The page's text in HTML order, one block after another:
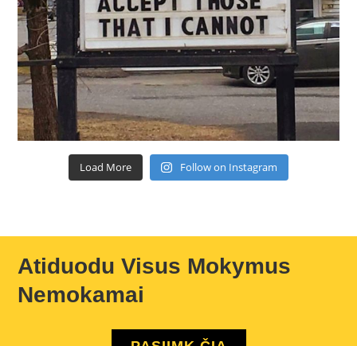
Load More Follow on Instagram
Atiduodu Visus Mokymus
Nemokamai